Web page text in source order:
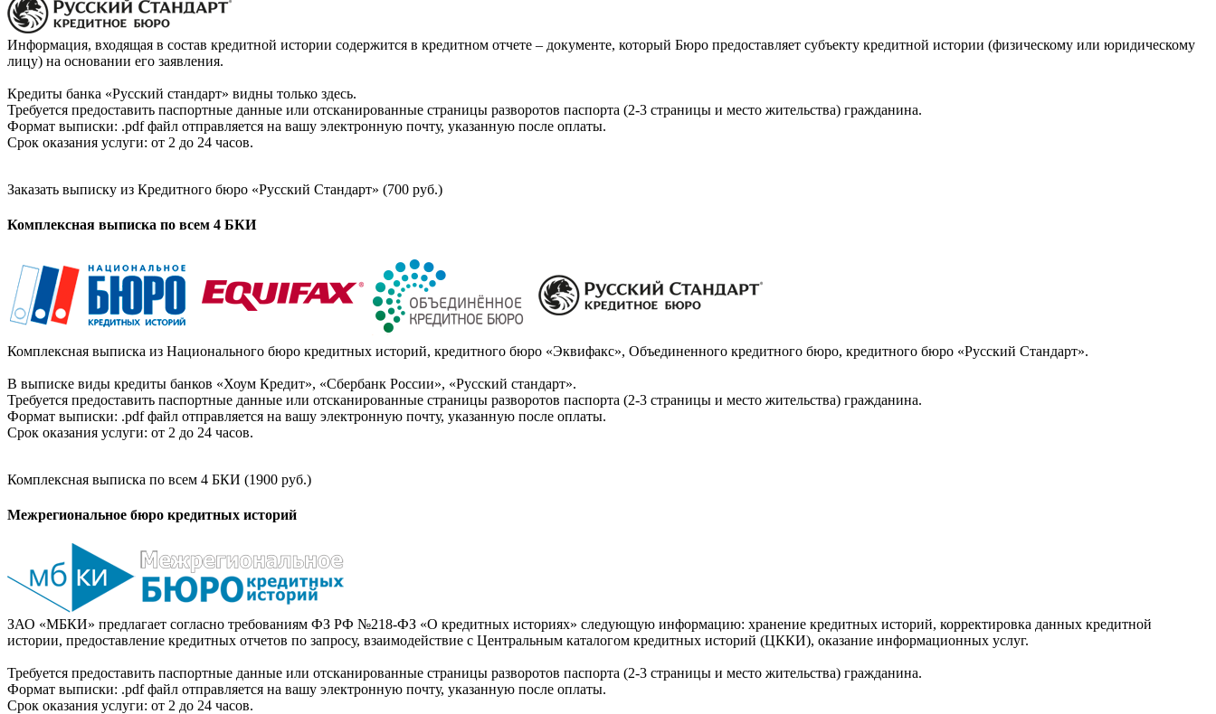
Информация, входящая в состав кредитной истории содержится в кредитном отчете – документе, который Бюро предоставляет субъекту кредитной истории (физическому или юридическому
лицу) на основании его заявления.
Кредиты банка «Русский стандарт» видны только здесь.
Требуется предоставить паспортные данные или отсканированные страницы разворотов паспорта (2-3 страницы и место жительства) гражданина.
Формат выписки: .pdf файл отправляется на вашу электронную почту, указанную после оплаты.
Срок оказания услуги: от 2 до 24 часов.
Заказать выписку из Кредитного бюро «Русский Стандарт» (700 руб.)
Комплексная выписка по всем 4 БКИ
Комплексная выписка из Национального бюро кредитных историй, кредитного бюро «Эквифакс», Объединенного кредитного бюро, кредитного бюро «Русский Стандарт».
В выписке виды кредиты банков «Хоум Кредит», «Сбербанк России», «Русский стандарт».
Требуется предоставить паспортные данные или отсканированные страницы разворотов паспорта (2-3 страницы и место жительства) гражданина.
Формат выписки: .pdf файл отправляется на вашу электронную почту, указанную после оплаты.
Срок оказания услуги: от 2 до 24 часов.
Комплексная выписка по всем 4 БКИ (1900 руб.)
Межрегиональное бюро кредитных историй
ЗАО «МБКИ» предлагает согласно требованиям ФЗ РФ №218-ФЗ «О кредитных историях» следующую информацию: хранение кредитных историй, корректировка данных кредитной
истории, предоставление кредитных отчетов по запросу, взаимодействие с Центральным каталогом кредитных историй (ЦККИ), оказание информационных услуг.
Требуется предоставить паспортные данные или отсканированные страницы разворотов паспорта (2-3 страницы и место жительства) гражданина.
Формат выписки: .pdf файл отправляется на вашу электронную почту, указанную после оплаты.
Срок оказания услуги: от 2 до 24 часов.